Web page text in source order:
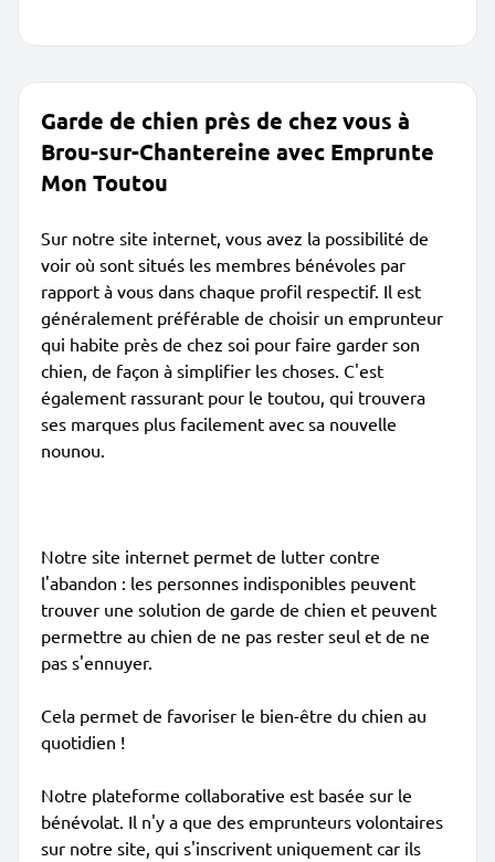
Garde de chien près de chez vous à
Brou-sur-Chantereine avec Emprunte
Mon Toutou
Sur notre site internet, vous avez la possibilité de
voir où sont situés les membres bénévoles par
rapport à vous dans chaque profil respectif. Il est
généralement préférable de choisir un emprunteur
qui habite près de chez soi pour faire garder son
chien, de façon à simplifier les choses. C'est
également rassurant pour le toutou, qui trouvera
ses marques plus facilement avec sa nouvelle
nounou.
Notre site internet permet de lutter contre
l'abandon : les personnes indisponibles peuvent
trouver une solution de garde de chien et peuvent
permettre au chien de ne pas rester seul et de ne
pas s'ennuyer.
Cela permet de favoriser le bien-être du chien au
quotidien !
Notre plateforme collaborative est basée sur le
bénévolat. Il n'y a que des emprunteurs volontaires
sur notre site, qui s'inscrivent uniquement car ils